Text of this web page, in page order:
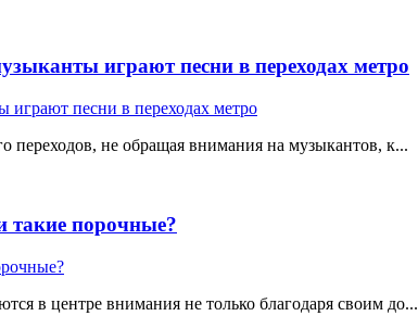
играют песни в переходах метро
переходов, не обращая внимания на музыкантов, к...
такие порочные?
в центре внимания не только благодаря своим до...